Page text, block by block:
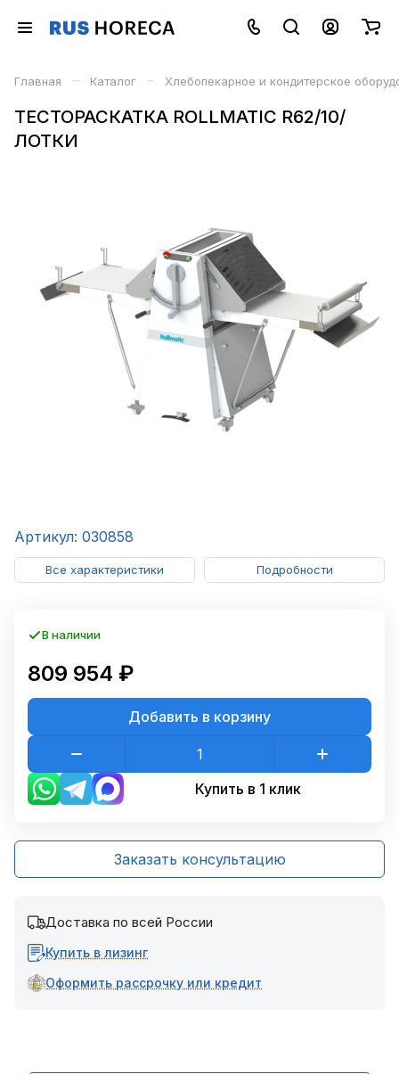
Главная – Каталог – Хлебопекарное и кондитерское
ТЕСТОРАСКАТКА ROLLMATIC R62/10/
ЛОТКИ
Артикул: 030858
Все характеристики Подробности
В наличии
809 954 ₽
Добавить в корзину
Купить в 1 клик
Заказать консультацию
Доставка по всей России
Купить в лизинг
Оформить рассрочку или кредит